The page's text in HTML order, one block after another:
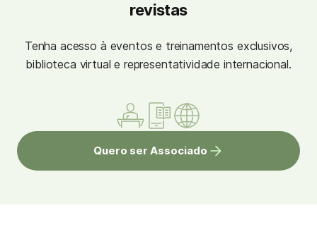
revistas
Tenha acesso à eventos e treinamentos exclusivos,
biblioteca virtual e representatividade internacional.
Quero ser Associado